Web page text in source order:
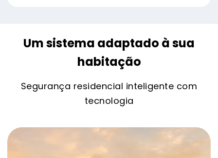
Um sistema adaptado à sua
habitação
Segurança residencial inteligente com
tecnologia